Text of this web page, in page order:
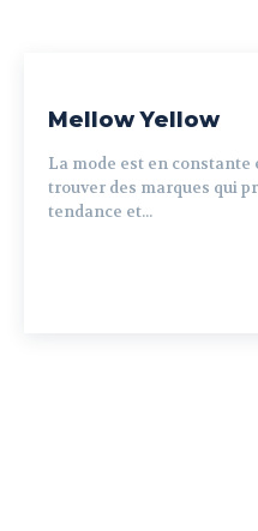
Mellow Yellow
La mode est en
trouver des marques qui
tendance et...